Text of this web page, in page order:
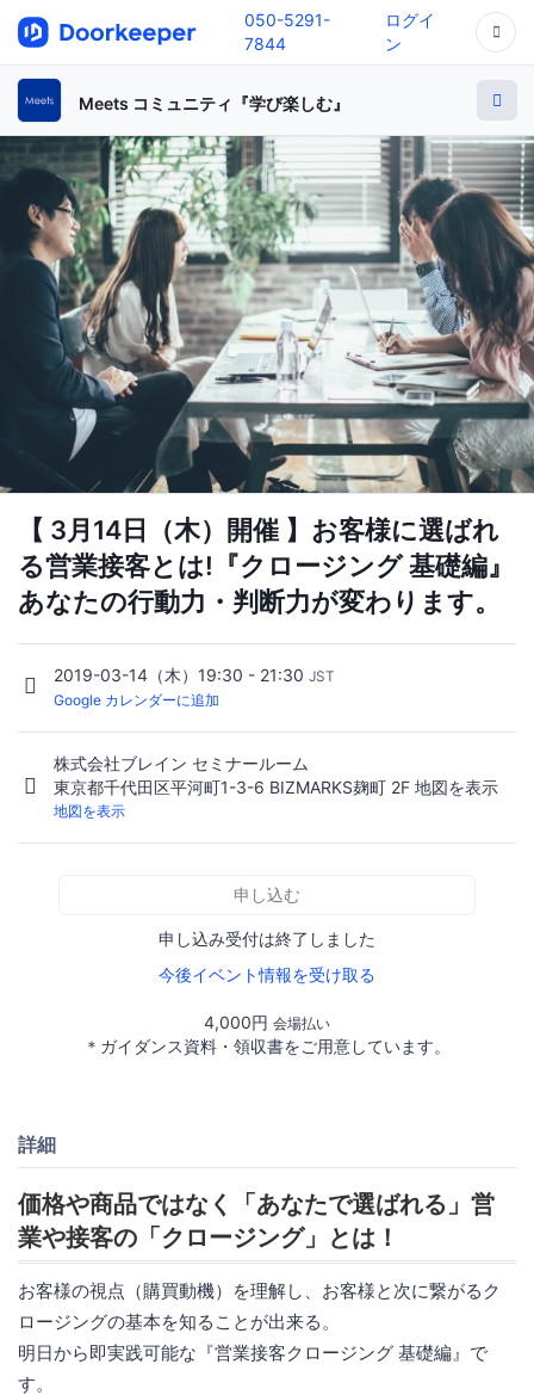
050-5291-
7844
ログイ
ン
Meets コミュニティ『学び楽しむ』
【 3月14日（木）開催 】お客様に選ばれ
る営業接客とは!『クロージング 基礎編』
あなたの行動力・判断力が変わります。
2019-03-14（木）19:30 - 21:30 JST
Google カレンダーに追加
株式会社ブレイン セミナールーム
東京都千代田区平河町1-3-6 BIZMARKS麹町 2F 地図を表示
地図を表示
申し込む
申し込み受付は終了しました
今後イベント情報を受け取る
4,000円 会場払い
＊ガイダンス資料・領収書をご用意しています。
詳細
価格や商品ではなく「あなたで選ばれる」営
業や接客の「クロージング」とは！
お客様の視点（購買動機）を理解し、お客様と次に繋がるク
ロージングの基本を知ることが出来る。
明日から即実践可能な『営業接客クロージング 基礎編』で
す。